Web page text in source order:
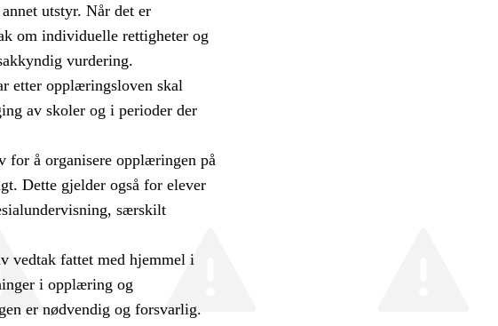
utstyr. Når det er
om individuelle rettigheter og
vurdering.
etter opplæringsloven skal
av skoler og i perioder der
for å organisere opplæringen på
Dette gjelder også for elever
særskilt
vedtak fattet med hjemmel i
i opplæring og
er nødvendig og forsvarlig.